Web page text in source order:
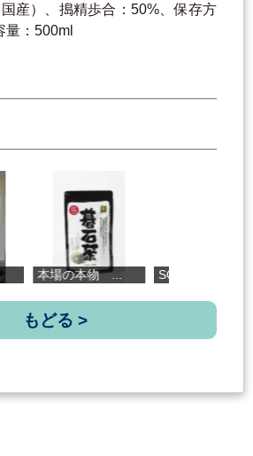
産）、搗精歩合：50%、保存方
量：500ml
本場の本物 ... SOUL RED
もどる >